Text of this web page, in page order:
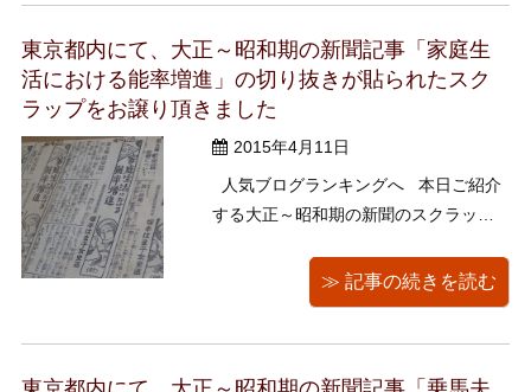
東京都内にて、大正～昭和期の新聞記事「家庭生
活における能率増進」の切り抜きが貼られたスク
ラップをお譲り頂きました
2015年4月11日
人気ブログランキングへ 本日ご紹介
する大正～昭和期の新聞のスクラップ
リーズ連載。 執筆者は能率推進運動協
会幹事 塚本はま子女史です。 この
≫ 記事の続きを読む